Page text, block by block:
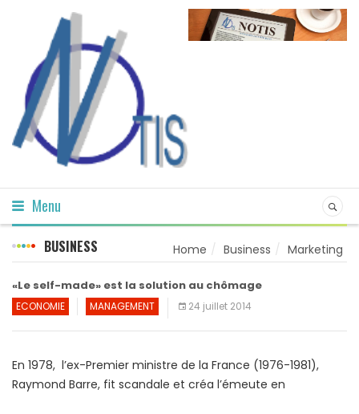
Menu
BUSINESS Home Business Marketing
«Le self-made» est la solution au chômage
ECONOMIE MANAGEMENT 24 juillet 2014
En 1978, l’ex-Premier ministre de la France (1976-1981),
Raymond Barre, fit scandale et créa l’émeute en